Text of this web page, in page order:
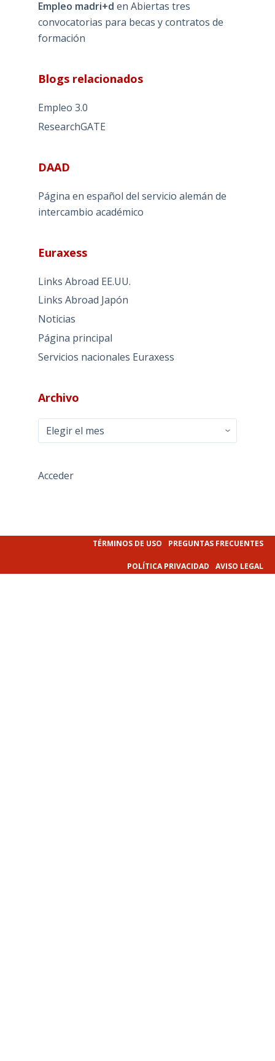
Empleo madri+d en Abiertas tres
convocatorias para becas y contratos de
formación
Blogs relacionados
Empleo 3.0
ResearchGATE
DAAD
Página en español del servicio alemán de
intercambio académico
Euraxess
Links Abroad EE.UU.
Links Abroad Japón
Noticias
Página principal
Servicios nacionales Euraxess
Archivo
Archivo
Acceder
TÉRMINOS DE USO PREGUNTAS FRECUENTES
POLÍTICA PRIVACIDAD AVISO LEGAL